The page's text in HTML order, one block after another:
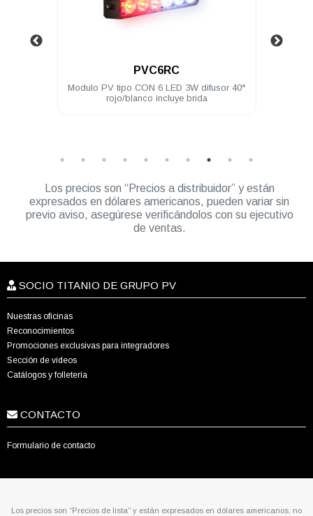
PVE8C
Unidad encubierta PV Blanco con 8 LEDs
con patrones de destellos incluye brida
Los precios son “Precios a distribuidor” y están
expresados en dólares americanos, pueden variar sin
previo aviso, asegúrese verificándolos con su ejecutivo
de ventas.
SOCIO TITANIO DE GRUPO PV
Nuestras oficinas
Reconocimientos
Promociones exclusivas para integradores
Sección de videos
Catálogos y folletería
CONTACTO
Formulario de contacto
Los precios son “Precios de lista” y están expresados en dólares americanos, no